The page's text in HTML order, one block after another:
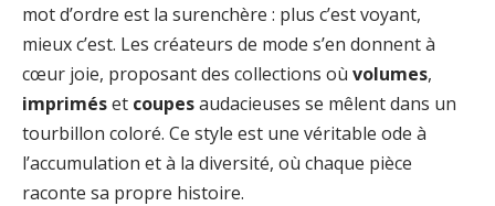
mot d’ordre est la surenchère : plus c’est voyant,
mieux c’est. Les créateurs de mode s’en donnent à
cœur joie, proposant des collections où volumes,
impriméset coupesaudacieuses se mêlent dans un
tourbillon coloré. Ce style est une véritable ode à
l’accumulation et à la diversité, où chaque pièce
raconte sa propre histoire.